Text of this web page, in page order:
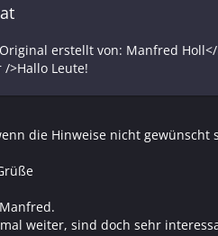
erstellt von: Manfred
/>Hallo Leute!
die Hinweise nicht gewünscht
weiter, sind doch sehr